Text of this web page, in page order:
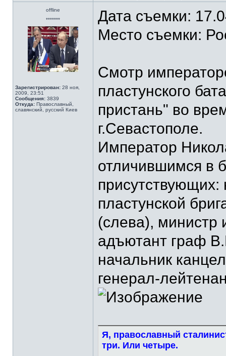
offline
*******
Зарегистрирован: 28 ноя,
2009, 23:51
Сообщения: 3839
Откуда: Православный,
славянский, русский Киев
Дата съемки:
Место съемки:
Смотр
пластунского
пристань" во
г.Севастополе.
Император
отличившимся в
присутствующих:
пластунской
(слева), министр
адъютант граф
начальник
генерал-
Я, православный
три. Или четыре.